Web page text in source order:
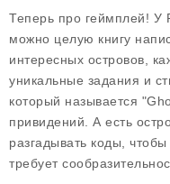
Теперь про геймплей! У
можно целую книгу
интересных островов,
уникальные задания и
который называется
привидений. А есть
разгадывать коды,
требует